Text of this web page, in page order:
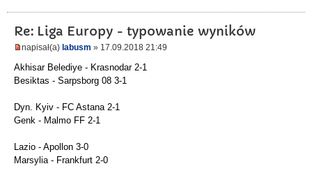
Re: Liga Europy - typowanie wyników
napisał(a) labusm » 17.09.2018 21:49
Akhisar Belediye - Krasnodar 2-1
Besiktas - Sarpsborg 08 3-1
Dyn. Kyiv - FC Astana 2-1
Genk - Malmo FF 2-1
Lazio - Apollon 3-0
Marsylia - Frankfurt 2-0